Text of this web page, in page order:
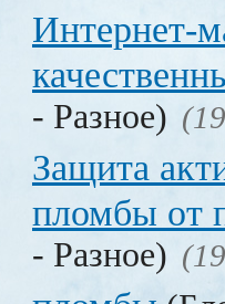
Интернет-
- Разное)
Защита
пломбы от
- Разное)